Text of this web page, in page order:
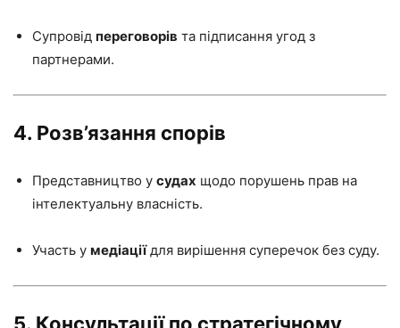
Супровід переговорів та підписання угод з
партнерами.
4. Розв’язання спорів
Представництво у судах щодо порушень прав на
інтелектуальну власність.
Участь у медіаціїдля вирішення суперечок без суду.